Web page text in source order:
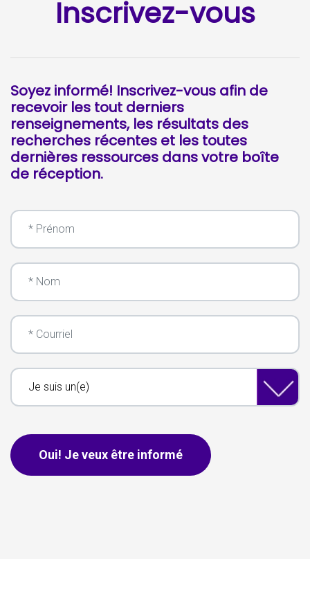
Inscrivez-vous
Soyez informé! Inscrivez-vous afin de
recevoir les tout derniers
renseignements, les résultats des
recherches récentes et les toutes
dernières ressources dans votre boîte
de réception.
Prénom
Nom
Courriel
Je suis un(e)
Oui! Je veux être informé